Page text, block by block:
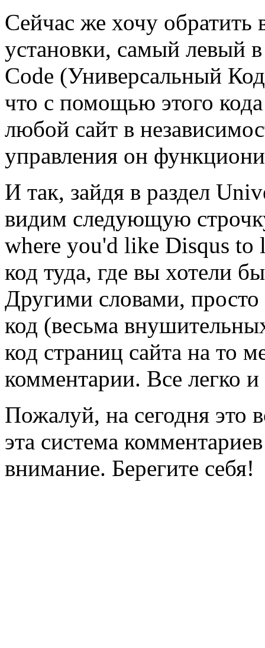
Сейчас же хочу обратить
установки, самый левый
Code (Универсальный
что с помощью этого
любой сайт в
управления он
И так, зайдя в раздел
видим следующую
where you'd like Disqus
код туда, где вы хотели
Другими словами,
код (весьма
код страниц сайта на то
комментарии. Все легко и
Пожалуй, на сегодня это
эта система
внимание. Берегите себя!